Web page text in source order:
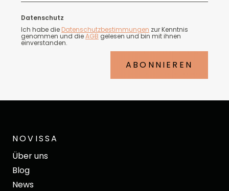
Datenschutz
Ich habe die Datenschutzbestimmungen zur Kenntnis
genommen und dieAGB gelesen und bin mit ihnen
einverstanden.
ABONNIEREN
NOVISSA
Über uns
Blog
News